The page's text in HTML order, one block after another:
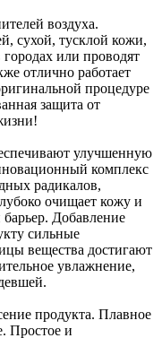
воздуха.
сухой, тусклой кожи,
или проводят
отлично работает
процедуре
защита от
улучшенную
комплекс
радикалов,
очищает кожу и
Добавление
сильные
вещества достигают
увлажнение,
продукта. Плавное
Простое и